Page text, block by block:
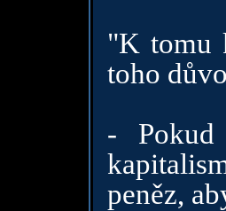
"K tomu
toho
-
peněz,